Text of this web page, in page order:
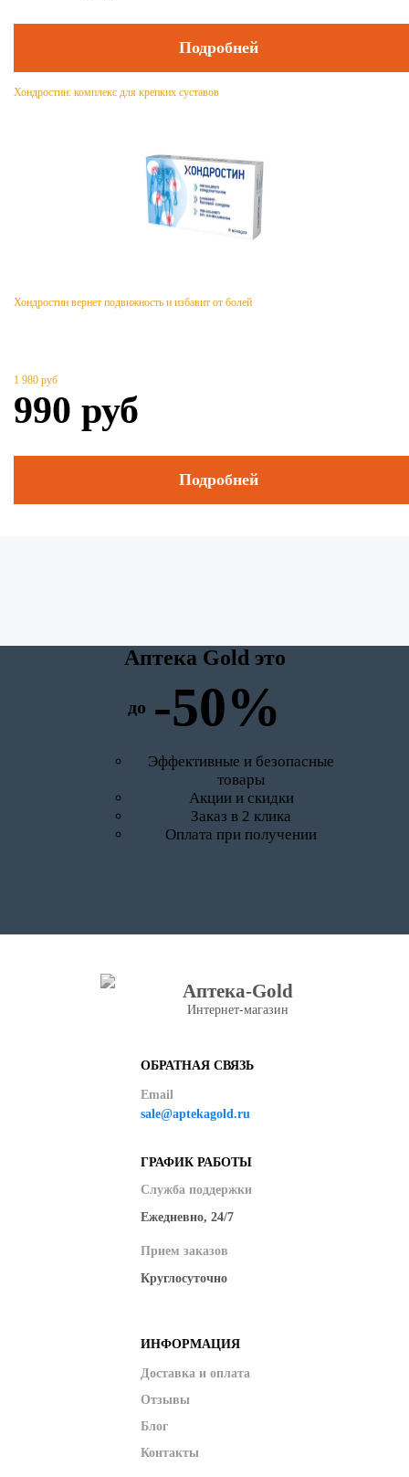
Подробней
Хондростин: комплекс для крепких суставов
Хондростин вернет подвижность и избавит от болей
1 980 руб
990 руб
Подробней
Аптека Gold это
до -50%
Эффективные и безопасные
товары
Акции и скидки
Заказ в 2 клика
Оплата при получении
Аптека-Gold
Интернет-магазин
ОБРАТНАЯ СВЯЗЬ
Email
sale@aptekagold.ru
ГРАФИК РАБОТЫ
Служба поддержки
Ежедневно, 24/7
Прием заказов
Круглосуточно
ИНФОРМАЦИЯ
Доставка и оплата
Отзывы
Блог
Контакты